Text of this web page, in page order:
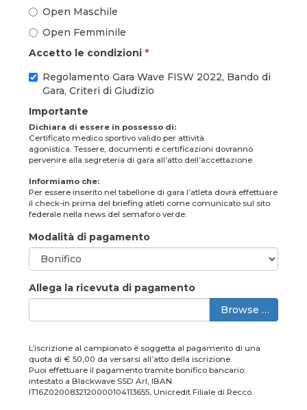
Open Maschile
Open Femminile
Accetto le condizioni *
Regolamento Gara Wave FISW 2022, Bando di
Gara, Criteri di Giudizio
Importante
Dichiara di essere in possesso di:
Certificato medico sportivo valido per attività
agonistica. Tessere, documenti e certificazioni dovranno
pervenire alla segreteria di gara all’atto dell’accettazione.
Informiamo che:
Per essere inserito nel tabellone di gara l’atleta dovrà effettuare
il check-in prima del briefing atleti come comunicato sul sito
federale nella news del semaforo verde.
Modalità di pagamento
Allega la ricevuta di pagamento
Browse …
L’iscrizione al campionato è soggetta al pagamento di una
quota di € 50,00 da versarsi all’atto della iscrizione.
Puoi effettuare il pagamento tramite bonifico bancario:
intestato a Blackwave SSD Arl, IBAN
IT16Z0200832120000104113655, Unicredit Filiale di Recco.